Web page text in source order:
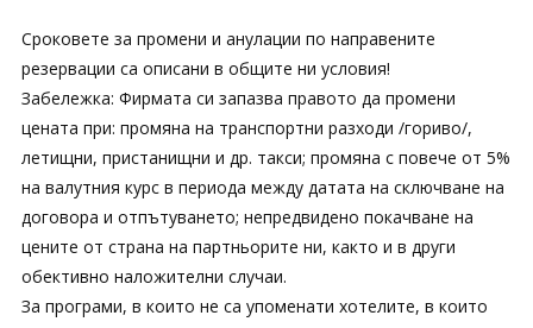
Сроковете за промени и анулации по направените
резервации са описани в общите ни условия!
Забележка: Фирмата си запазва правото да промени
цената при: промяна на транспортни разходи /гориво/,
летищни, пристанищни и др. такси; промяна с повече от 5%
на валутния курс в периода между датата на сключване на
договора и отпътуването; непредвидено покачване на
цените от страна на партньорите ни, както и в други
обективно наложителни случаи.
За програми, в които не са упоменати хотелите, в които